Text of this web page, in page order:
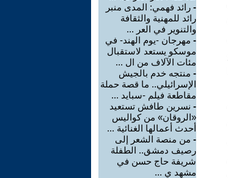
- رائد فهمي: المدى منبر
رائد للمهنية والثقافة
والتنوير في العر ...
- مهرجان -يوم الهند- في
موسكو يستعد لاستقبال
مئات الآلاف من ال ...
- منتجه خدم بالجيش
الإسرائيلي.. ما قصة حملة
مقاطعة فيلم -سبايد ...
- نسرين طافش تستعيد
«الروقان» من كواليس
أحدث أعمالها الغنائية ...
- من منصة الشعر إلى
رصيف دمشق.. الطفلة
شريفة حاج حسن في
مشهد ي ...